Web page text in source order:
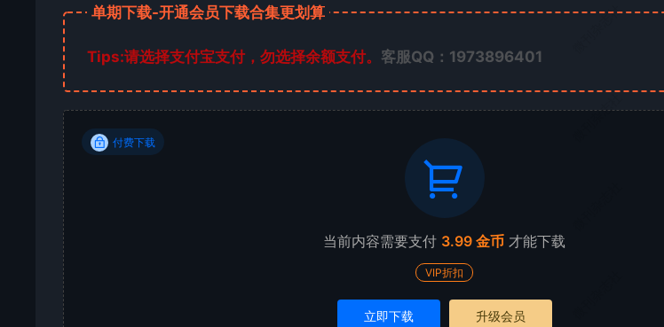
单期下载-开通会员下载合集更划算
Tips:请选择支付宝支付，勿选择余额支付。 客服QQ：1973896401
付费下载
当前内容需要支付 3.99 金币 才能下载
VIP折扣
立即下载 升级会员
微刊杂志社
微刊杂志社